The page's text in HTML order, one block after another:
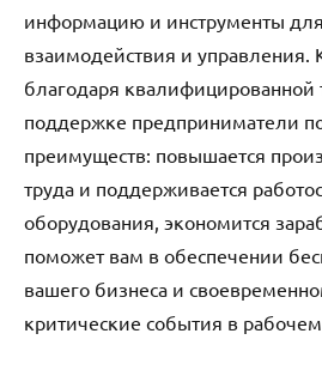
информацию и инструменты
взаимодействия и управления.
благодаря квалифицированной
поддержке предприниматели
преимуществ: повышается
труда и поддерживается
оборудования, экономится
поможет вам в обеспечении
вашего бизнеса и
критические события в рабочем